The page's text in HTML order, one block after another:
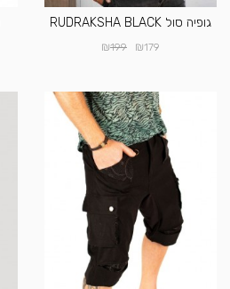
גופיה סול RUDRAKSHA BLACK
₪179
₪199